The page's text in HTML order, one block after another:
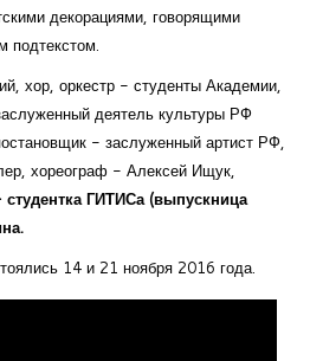
декорациями, говорящими
подтекстом.
хор, оркестр - студенты Академии,
деятель культуры РФ
- заслуженный артист РФ,
хореограф - Алексей Ищук,
ГИТИСа (выпускница
14 и 21 ноября 2016 года.